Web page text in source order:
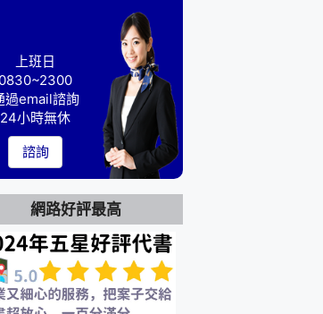
上班日
0830~2300
過email諮詢
24小時無休
諮詢
網路好評最高